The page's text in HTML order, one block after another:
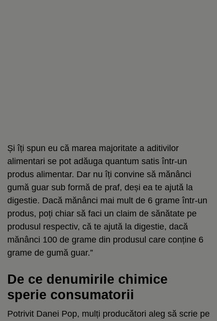
Și îți spun eu că marea majoritate a aditivilor
alimentari se pot adăuga quantum satis într-un
produs alimentar. Dar nu îți convine să mănânci
gumă guar sub formă de praf, deși ea te ajută la
digestie. Dacă mănânci mai mult de 6 grame într-un
produs, poți chiar să faci un claim de sănătate pe
produsul respectiv, că te ajută la digestie, dacă
mănânci 100 de grame din produsul care conține 6
grame de gumă guar.”
De ce denumirile chimice
sperie consumatorii
Potrivit Danei Pop, mulți producători aleg să scrie pe